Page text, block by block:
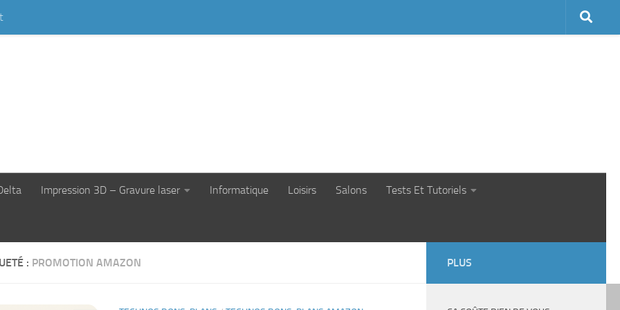
Impression 3D – Gravure laser Informatique Loisirs Salons Tests Et Tutoriels
: PROMOTION AMAZON PLUS